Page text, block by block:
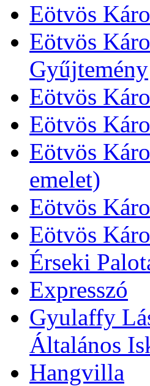
Eötvös
Eötvös
Gyűjtemény
Eötvös
Eötvös
Eötvös
emelet)
Eötvös
Eötvös
Érseki
Expresszó
Gyulaffy
Általános
Hangvilla